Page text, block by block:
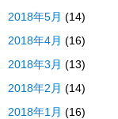
2018年5月 (14)
2018年4月 (16)
2018年3月 (13)
2018年2月 (14)
2018年1月 (16)